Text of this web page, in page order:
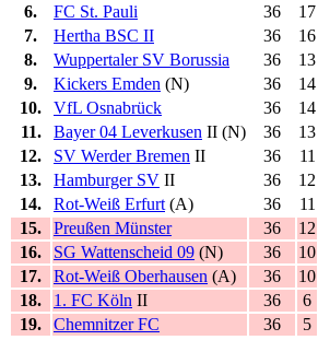
6.
FC St. Pauli 36 17
7.
Hertha BSC II 36 16
8.
Wuppertaler SV Borussia 36 13
9.
Kickers Emden (N) 36 14
10.
VfL Osnabrück 36 14
11.
Bayer 04 Leverkusen II (N) 36 13
12.
SV Werder Bremen II 36 11
13.
Hamburger SV II 36 12
14.
Rot-Weiß Erfurt (A) 36 11
15.
Preußen Münster 36 12
16.
SG Wattenscheid 09 (N) 36 10
17.
Rot-Weiß Oberhausen (A) 36 10
18.
1. FC Köln II 36 6
19.
Chemnitzer FC 36 5